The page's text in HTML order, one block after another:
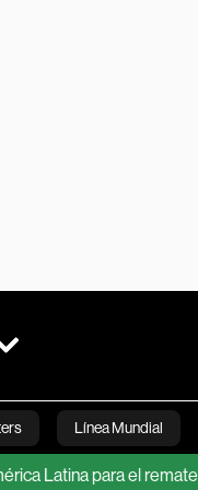
Línea Mundial
Bloomberg
para el remate de